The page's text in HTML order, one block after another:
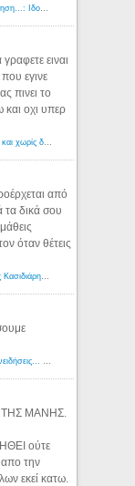
ειναι
εγινε
πινει το
και οχι υπερ
από
τα δικά σου
όταν θέτεις
ΤΗΣ ΜΑΝΗΣ.
ούτε
απο την
εκεί κατω.